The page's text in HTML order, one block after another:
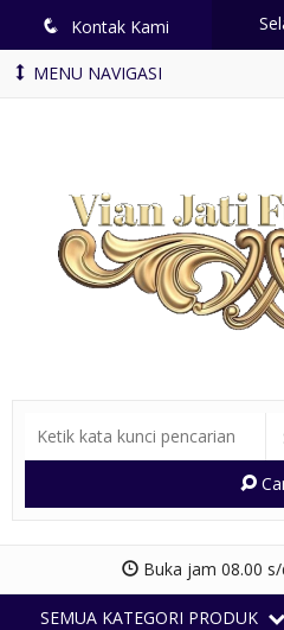
q Kontak Kami
MENU NAVIGASI
Buka jam 08.00
SEMUA KATEGORI PRODUK